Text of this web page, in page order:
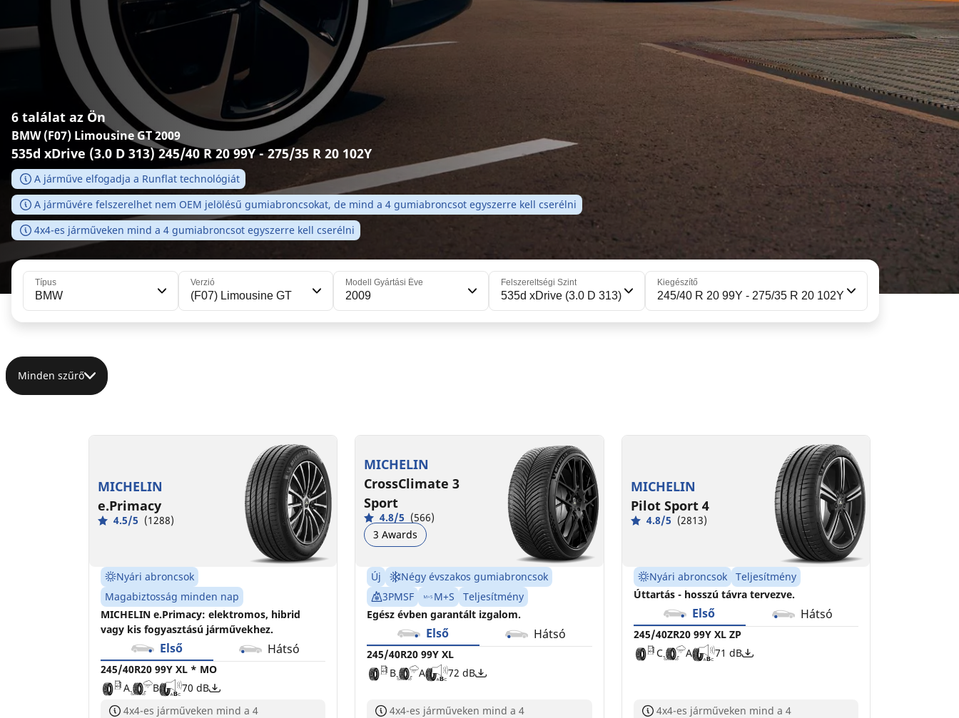
6 találat az Ön
BMW (F07) Limousine GT 2009
535d xDrive (3.0 D 313) 245/40 R 20 99Y - 275/35 R 20 102Y
A járműve elfogadja a Runflat technológiát
A járművére felszerelhet nem OEM jelölésű gumiabroncsokat, de mind a 4 gumiabroncsot egyszerre kell cserélni
4x4-es járműveken mind a 4 gumiabroncsot egyszerre kell cserélni
Típus
BMW
Verzió
(F07) Limousine GT
Modell Gyártási Éve
2009
Felszereltségi Szint
535d xDrive (3.0 D 313)
Kiegészítő
245/40 R 20 99Y - 275/35 R 20 102Y
Minden szűrő
MICHELIN
e.Primacy
4.5/5 (1288)
Nyári abroncsok
Magabiztosság minden nap
MICHELIN e.Primacy: elektromos, hibrid
vagy kis fogyasztású járművekhez.
Első Hátsó
245/40R20 99Y XL * MO
A
B 70 dB
4x4-es járműveken mind a 4
MICHELIN
CrossClimate 3
Sport
4.8/5 (566)
3 Awards
Új
Négy évszakos gumiabroncsok
3PMSF
M+S
Teljesítmény
Egész évben garantált izgalom.
Első Hátsó
245/40R20 99Y XL
B
A 72 dB
B
A
4x4-es járműveken mind a 4
MICHELIN
Pilot Sport 4
4.8/5 (2813)
Nyári abroncsok
Teljesítmény
Úttartás - hosszú távra tervezve.
Első Hátsó
245/40ZR20 99Y XL ZP
C
A 71 dB
4x4-es járműveken mind a 4
C
B